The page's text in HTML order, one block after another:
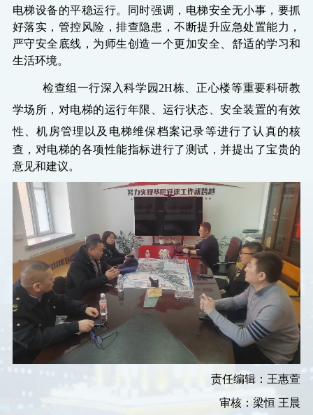
电梯设备的平稳运行。同时强调，电梯安全无小事， 要抓
好落实，管控风险，排查隐患，不断提升应急处置能力，
严守安全底线，为师生创造一个更加安全、舒适的学习和
生活环境。
检查组一行深入科学园 2H栋、正心楼等重要科研教
学场所，对电梯的运行年限、运行状态、安全装置的有效
性、机房管理以及电梯维保档案记录等进行了认真的核
查，对电梯的各项性能指标进行了测试，并提出了宝贵的
意见和建议。
责任编辑：王惠萱
审核 ：梁恒 王晨